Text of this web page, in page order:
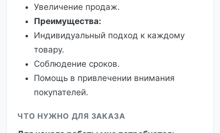
Увеличение продаж.
Преимущества:
Индивидуальный подход к каждому
товару.
Соблюдение сроков.
Помощь в привлечении внимания
покупателей.
ЧТО НУЖНО ДЛЯ ЗАКАЗА